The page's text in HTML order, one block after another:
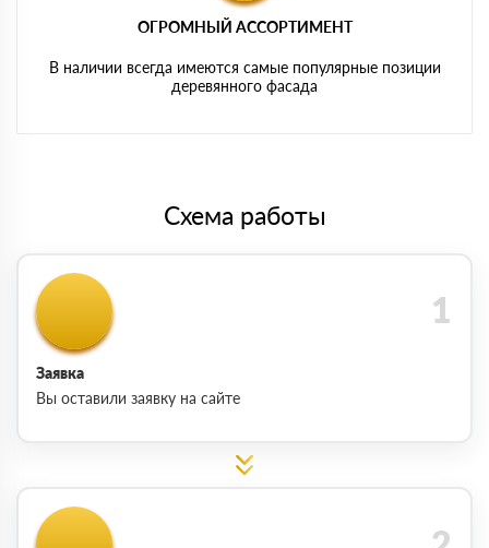
ОГРОМНЫЙ АССОРТИМЕНТ
В наличии всегда имеются самые популярные позиции
деревянного фасада
Схема работы
Заявка
Вы оставили заявку на сайте